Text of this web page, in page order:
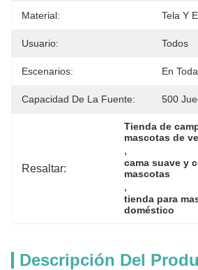
Material: Tela Y
Usuario: Todos
Escenarios: En
Capacidad De La Fuente: 500
Resaltar:
Tienda de
mascotas de
,
cama suave y
mascotas
,
tienda para
doméstico
Descripción Del